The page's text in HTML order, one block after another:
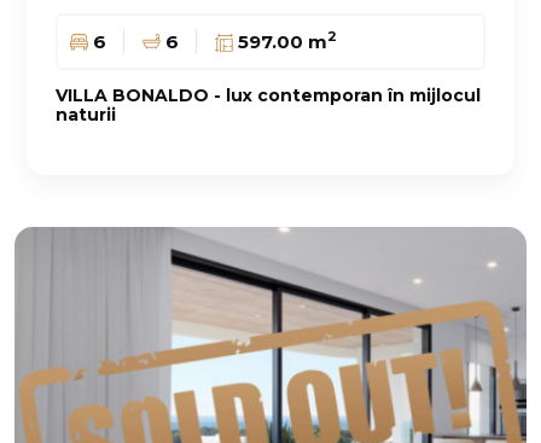
6 6 597.00 m2
VILLA BONALDO - lux contemporan în mijlocul
naturii